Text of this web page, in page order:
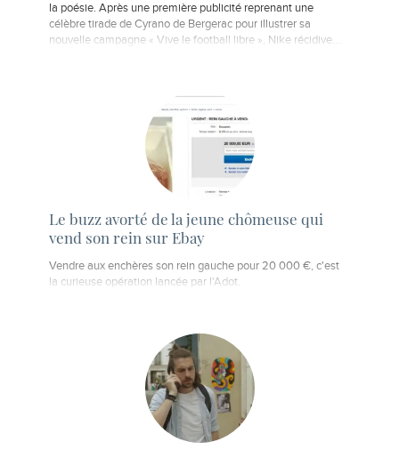
la poésie. Après une première publicité reprenant une
célèbre tirade de Cyrano de Bergerac pour illustrer sa
nouvelle campagne « Vive le football libre », Nike récidive.…
Le buzz avorté de la jeune chômeuse qui
vend son rein sur Ebay
Vendre aux enchères son rein gauche pour 20 000 €, c'est
la curieuse opération lancée par l'Adot.